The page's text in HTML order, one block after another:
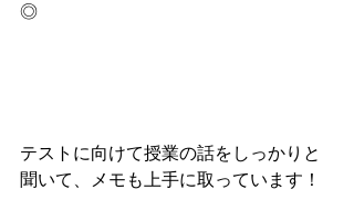
◎
テストに向けて授業の話をしっかりと
聞いて、メモも上手に取っています！